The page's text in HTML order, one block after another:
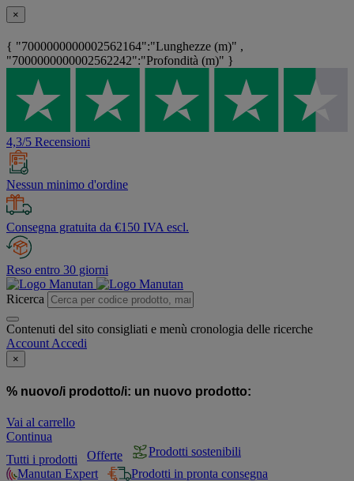
×
{ "7000000000002562164":"Lunghezze (m)" ,
"7000000000002562242":"Profondità (m)" }
4,3/5 Recensioni
Nessun minimo d'ordine
Consegna gratuita da €150 IVA escl.
Reso entro 30 giorni
Ricerca
Contenuti del sito consigliati e menù cronologia delle ricerche
Account Accedi
×
% nuovo/i prodotto/i: un nuovo prodotto:
Vai al carrello
Continua
Tutti i prodotti
Offerte
Prodotti sostenibili
Manutan Expert
Prodotti in pronta consegna